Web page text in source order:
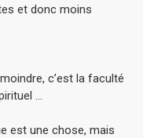
et donc moins
c’est la faculté
…
est une chose, mais